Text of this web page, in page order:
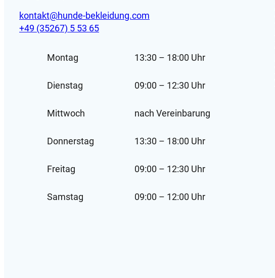
kontakt@hunde-bekleidung.com
+49 (35267) 5 53 65
Montag 13:30 – 18:00 Uhr
Dienstag 09:00 – 12:30 Uhr
Mittwoch nach Vereinbarung
Donnerstag 13:30 – 18:00 Uhr
Freitag 09:00 – 12:30 Uhr
Samstag 09:00 – 12:00 Uhr